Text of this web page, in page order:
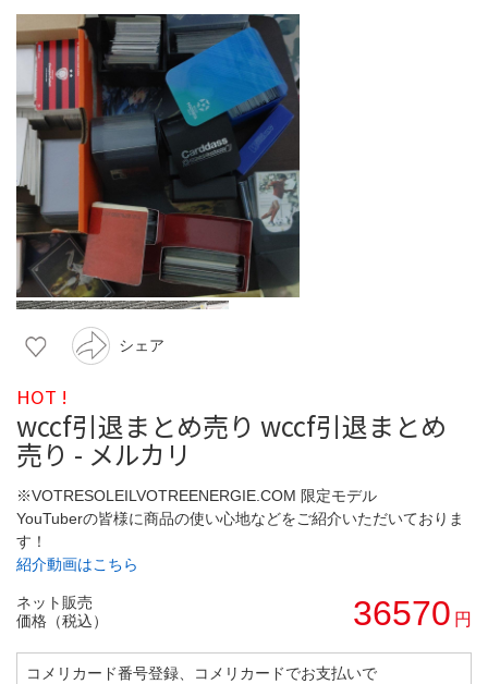
シェア
HOT !
wccf引退まとめ売り wccf引退まとめ
売り - メルカリ
※VOTRESOLEILVOTREENERGIE.COM 限定モデル
YouTuberの皆様に商品の使い心地などをご紹介いただいておりま
す！
紹介動画はこちら
ネット販売
価格（税込）
36570 円
コメリカード番号登録、コメリカードでお支払いで